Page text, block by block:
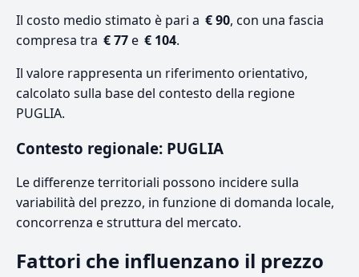
Il costo medio stimato è pari a € 90, con una fascia
compresa tra € 77e € 104.
Il valore rappresenta un riferimento orientativo,
calcolato sulla base del contesto della regione
PUGLIA.
Contesto regionale: PUGLIA
Le differenze territoriali possono incidere sulla
variabilità del prezzo, in funzione di domanda locale,
concorrenza e struttura del mercato.
Fattori che influenzano il prezzo